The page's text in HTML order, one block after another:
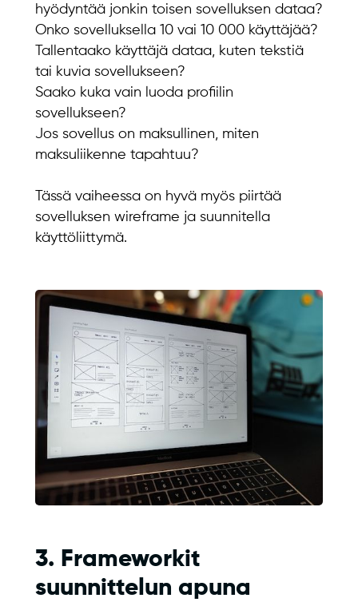
hyödyntää jonkin toisen sovelluksen dataa?
Onko sovelluksella 10 vai 10 000 käyttäjää?
Tallentaako käyttäjä dataa, kuten tekstiä
tai kuvia sovellukseen?
Saako kuka vain luoda profiilin
sovellukseen?
Jos sovellus on maksullinen, miten
maksuliikenne tapahtuu?
Tässä vaiheessa on hyvä myös piirtää
sovelluksen wireframe ja suunnitella
käyttöliittymä.
3. Frameworkit
suunnittelun apuna